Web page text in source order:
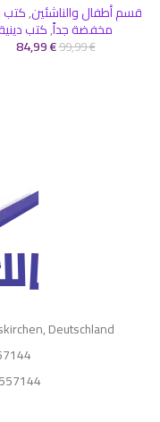
قسم أطفال والناشئين,كتب
مخفضة جداً,كتب
99,99€
84,99€
Deutschland